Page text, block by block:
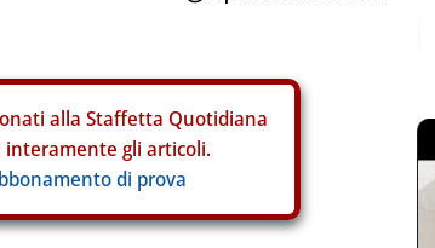
alla Staffetta Quotidiana
interamente gli articoli.
di prova